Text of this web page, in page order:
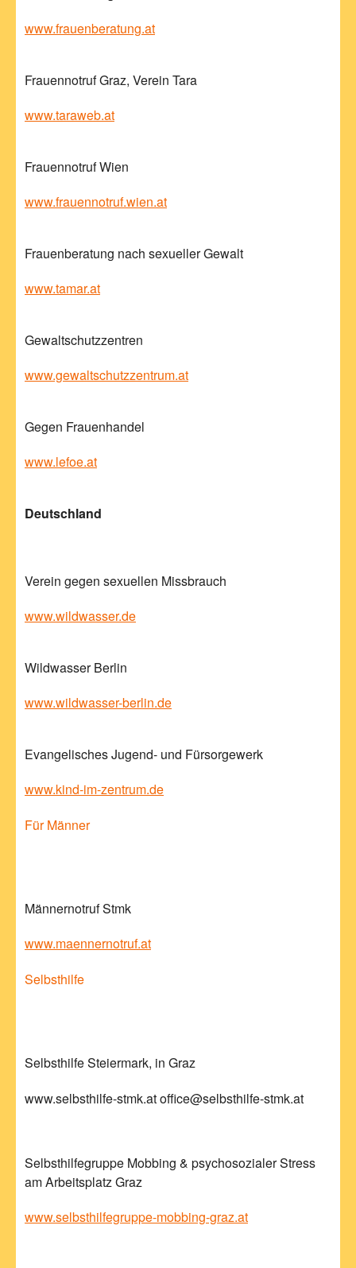
www.frauenberatung.at
Frauennotruf Graz, Verein Tara
www.taraweb.at
Frauennotruf Wien
www.frauennotruf.wien.at
Frauenberatung nach sexueller Gewalt
www.tamar.at
Gewaltschutzzentren
www.gewaltschutzzentrum.at
Gegen Frauenhandel
www.lefoe.at
Deutschland
Verein gegen sexuellen Missbrauch
www.wildwasser.de
Wildwasser Berlin
www.wildwasser-berlin.de
Evangelisches Jugend- und Fürsorgewerk
www.kind-im-zentrum.de
Für Männer
Männernotruf Stmk
www.maennernotruf.at
Selbsthilfe
Selbsthilfe Steiermark, in Graz
www.selbsthilfe-stmk.at office@selbsthilfe-stmk.at
Selbsthilfegruppe Mobbing & psychosozialer Stress
am Arbeitsplatz Graz
www.selbsthilfegruppe-mobbing-graz.at